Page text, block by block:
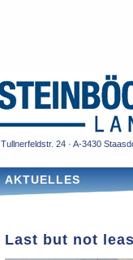
Tullnerfeldstr. 24 · A-3430
AKTUELLES
Last but not